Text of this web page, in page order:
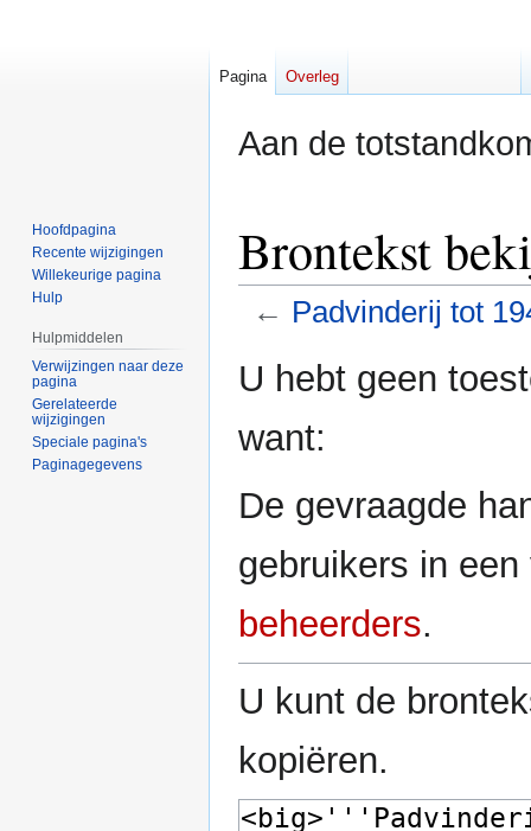
Aan de
Brontekst
← Padvinderij tot
Naar
navigatie
Naar
zoeken
U hebt geen
want:
De gevraagde
gebruikers in
beheerders.
U kunt de
kopiëren.
Pagina Overleg
Hoofdpagina
Recente wijzigingen
Willekeurige pagina
Hulp
Hulpmiddelen
Verwijzingen naar deze
pagina
Gerelateerde
wijzigingen
Speciale pagina's
Paginagegevens